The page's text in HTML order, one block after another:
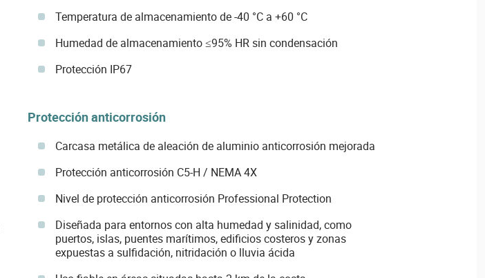
Temperatura de almacenamiento de -40 °C a +60 °C
Humedad de almacenamiento ≤95% HR sin condensación
Protección IP67
Protección anticorrosión
Carcasa metálica de aleación de aluminio anticorrosión mejorada
Protección anticorrosión C5-H / NEMA 4X
Nivel de protección anticorrosión Professional Protection
Diseñada para entornos con alta humedad y salinidad, como
puertos, islas, puentes marítimos, edificios costeros y zonas
expuestas a sulfidación, nitridación o lluvia ácida